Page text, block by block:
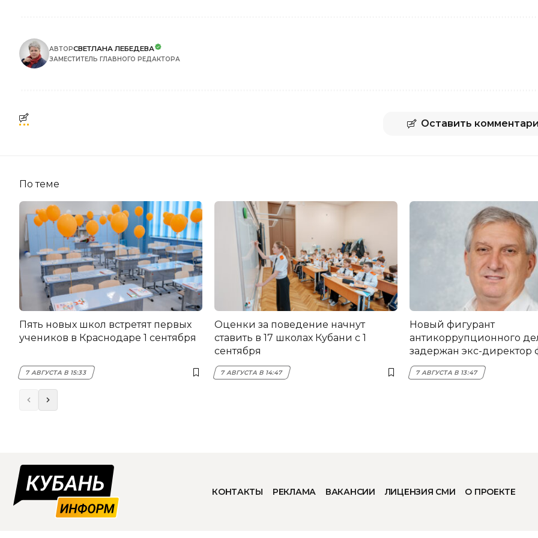
АВТОРСВЕТЛАНА ЛЕБЕДЕВА
ЗАМЕСТИТЕЛЬ ГЛАВНОГО РЕДАКТОРА
Оставить
По теме
Пять новых школ встретят первых
учеников в Краснодаре 1 сентября
7 АВГУСТА В 15:33
Оценки за поведение начнут
ставить в 17 школах Кубани с 1
сентября
7 АВГУСТА В 14:47
Новый фигурант
антикоррупционного
задержан экс-директор
НЭСК Крымска
7 АВГУСТА В 13:47
КОНТАКТЫ РЕКЛАМА ВАКАНСИИ ЛИЦЕНЗИЯ СМИ О ПРОЕКТЕ